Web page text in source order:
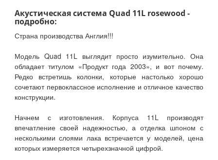
Акустическая система Quad 11L rosewood -
подробно:
Страна производства Англия!!!
Модель Quad 11L выглядит просто изумительно. Она
обладает титулом «Продукт года 2003», и вот почему.
Редко встретишь колонки, которые настолько хорошо
сочетают первоклассное исполнение и отличное качество
конструкции.
Начнем с изготовления. Корпуса 11L производят
впечатление своей надежностью, а отделка шпоном с
несколькими слоями лака встречается у моделей, цена
которых измеряется четырехзначной цифрой.